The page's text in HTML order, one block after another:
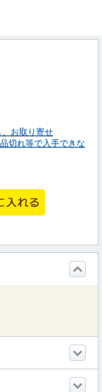
、お取り寄せ
切れ等で入手できな